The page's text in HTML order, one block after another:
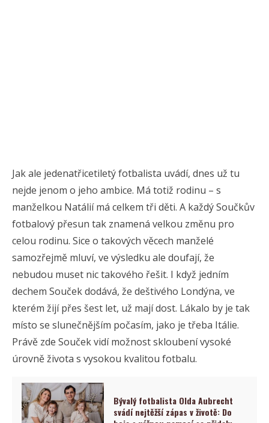
Jak ale jedenatřicetiletý fotbalista uvádí, dnes už tu
nejde jenom o jeho ambice. Má totiž rodinu – s
manželkou Natálií má celkem tři děti. A každý Součkův
fotbalový přesun tak znamená velkou změnu pro
celou rodinu. Sice o takových věcech manželé
samozřejmě mluví, ve výsledku ale doufají, že
nebudou muset nic takového řešit. I když jedním
dechem Souček dodává, že deštivého Londýna, ve
kterém žijí přes šest let, už mají dost. Lákalo by je tak
místo se slunečnějším počasím, jako je třeba Itálie.
Právě zde Souček vidí možnost skloubení vysoké
úrovně života s vysokou kvalitou fotbalu.
Bývalý fotbalista Olda Aubrecht
svádí nejtěžší zápas v životě: Do